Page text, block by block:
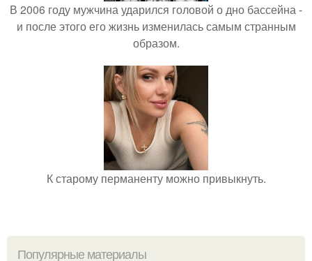
В 2006 году мужчина ударился головой о дно бассейна -
и после этого его жизнь изменилась самым странным
образом.
К старому перманенту можно привыкнуть.
Популярные материалы